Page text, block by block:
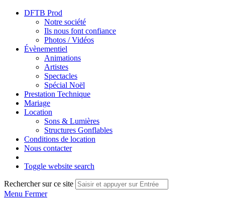
DFTB Prod
Notre société
Ils nous font confiance
Photos / Vidéos
Évènementiel
Animations
Artistes
Spectacles
Spécial Noël
Prestation Technique
Mariage
Location
Sons & Lumières
Structures Gonflables
Conditions de location
Nous contacter
Toggle website search
Rechercher sur ce site
Menu Fermer